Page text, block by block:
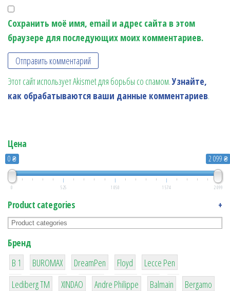
Сохранить моё имя, email и адрес сайта в этом
браузере для последующих моих комментариев.
Этот сайт использует Akismet для борьбы со спамом.Узнайте,
как обрабатываются ваши данные комментариев.
Цена
0 ₴ 2 099 ₴
0 525 1 050 1 574 2 099
Product categories +
Бренд
B 1
1
BUROMAX
1
DreamPen
2
Floyd
2
Lecce Pen
3
Lediberg ТМ
3
XINDAO
1
Andre Philippe
4
Balmain
26
Bergamo